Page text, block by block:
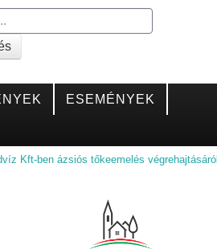
ESEMÉNYEK
Kft-ben ázsiós tőkeemelés végrehajtásáról